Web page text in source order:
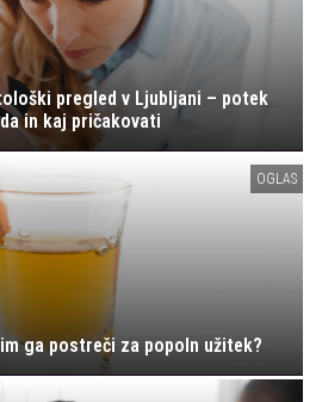
pregled v Ljubljani – potek
in kaj pričakovati
OGLAS
ga postreči za popoln užitek?